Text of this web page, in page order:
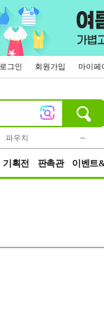
로그인 회원가입 마이페
파우치
기획전 판촉관 이벤트